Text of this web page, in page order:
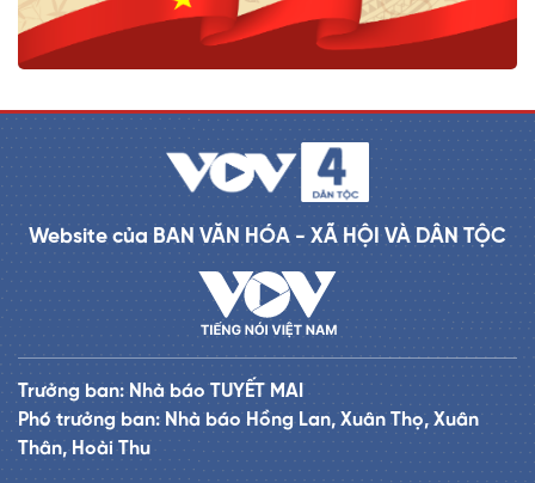
Website của BAN VĂN HÓA - XÃ HỘI VÀ DÂN TỘC
Trưởng ban: Nhà báo TUYẾT MAI
Phó trưởng ban: Nhà báo Hồng Lan, Xuân Thọ, Xuân
Thân, Hoài Thu